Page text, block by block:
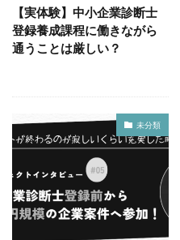
【実体験】中小企業診断士
登録養成課程に働きながら
通うことは厳しい？
未分類